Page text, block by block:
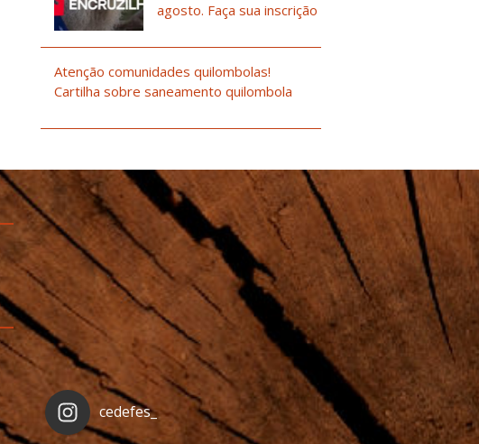
agosto. Faça sua inscrição
Atenção comunidades quilombolas!
Cartilha sobre saneamento quilombola
cedefes_